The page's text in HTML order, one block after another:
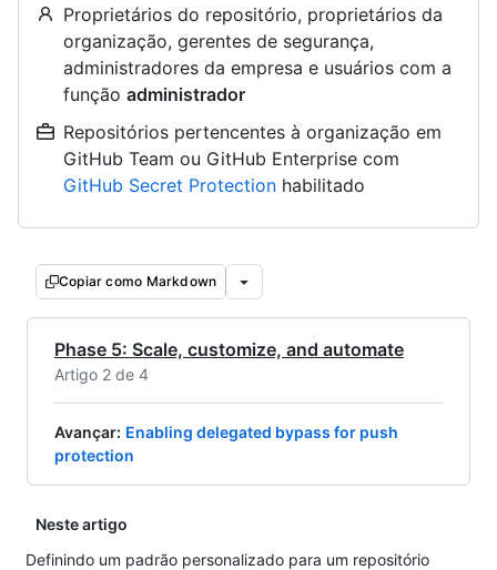
Proprietários do repositório, proprietários da
organização, gerentes de segurança,
administradores da empresa e usuários com a
função administrador
Repositórios pertencentes à organização em
GitHub Team ou GitHub Enterprise com
GitHub Secret Protection habilitado
Copiar como Markdown
Phase 5: Scale, customize, and automate
Artigo 2 de 4
Avançar: Enabling delegated bypass for push
protection
Neste artigo
Definindo um padrão personalizado para um repositório